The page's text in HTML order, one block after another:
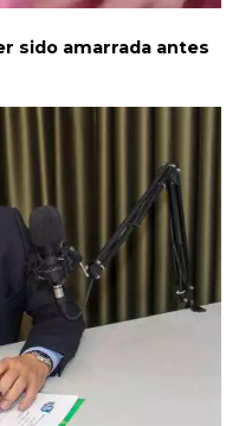
sido amarrada antes